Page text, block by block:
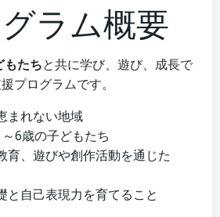
ラム概要
もたちと共に学び、遊び、成長で
プログラムです。
まれない地域
～6歳の子どもたち
育、遊びや創作活動を通じた
と自己表現力を育てること